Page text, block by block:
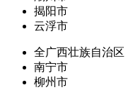
揭阳市
云浮市
全广西壮族自治区
南宁市
柳州市